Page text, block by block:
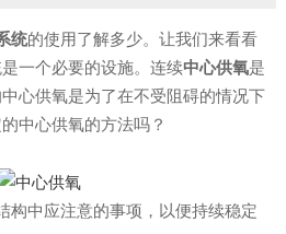
统的使用了解多少。让我们来看看
一个必要的设施。连续中心供氧是
心供氧是为了在不受阻碍的情况下
中心供氧的方法吗？
构中应注意的事项，以便持续稳定